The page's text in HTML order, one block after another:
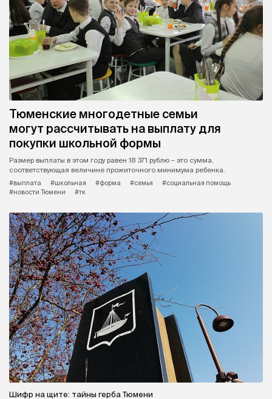
Тюменские многодетные семьи
могут рассчитывать на выплату для
покупки школьной формы
Размер выплаты в этом году равен 18 371 рублю – это сумма,
соответствующая величине прожиточного минимума ребенка.
#выплата
#школьная #форма #семья
#социальная помощь
#новости Тюмени
#тк
Шифр на щите: тайны герба Тюмени